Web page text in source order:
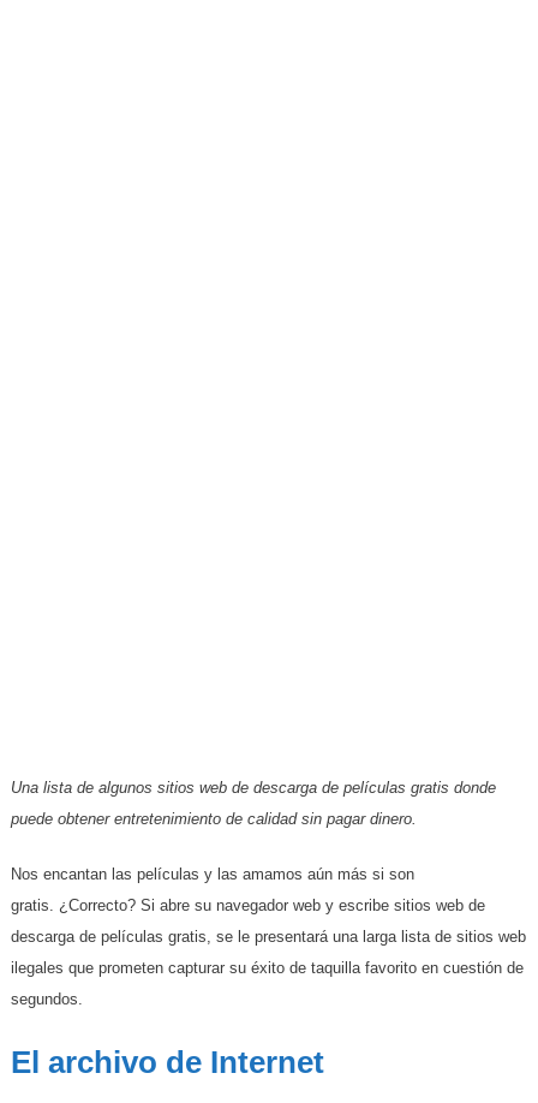
Una lista de algunos sitios web de descarga de películas gratis donde
puede obtener entretenimiento de calidad sin pagar dinero.
Nos encantan las películas y las amamos aún más si son
gratis. ¿Correcto? Si abre su navegador web y escribe sitios web de
descarga de películas gratis, se le presentará una larga lista de sitios web
ilegales que prometen capturar su éxito de taquilla favorito en cuestión de
segundos.
El archivo de Internet